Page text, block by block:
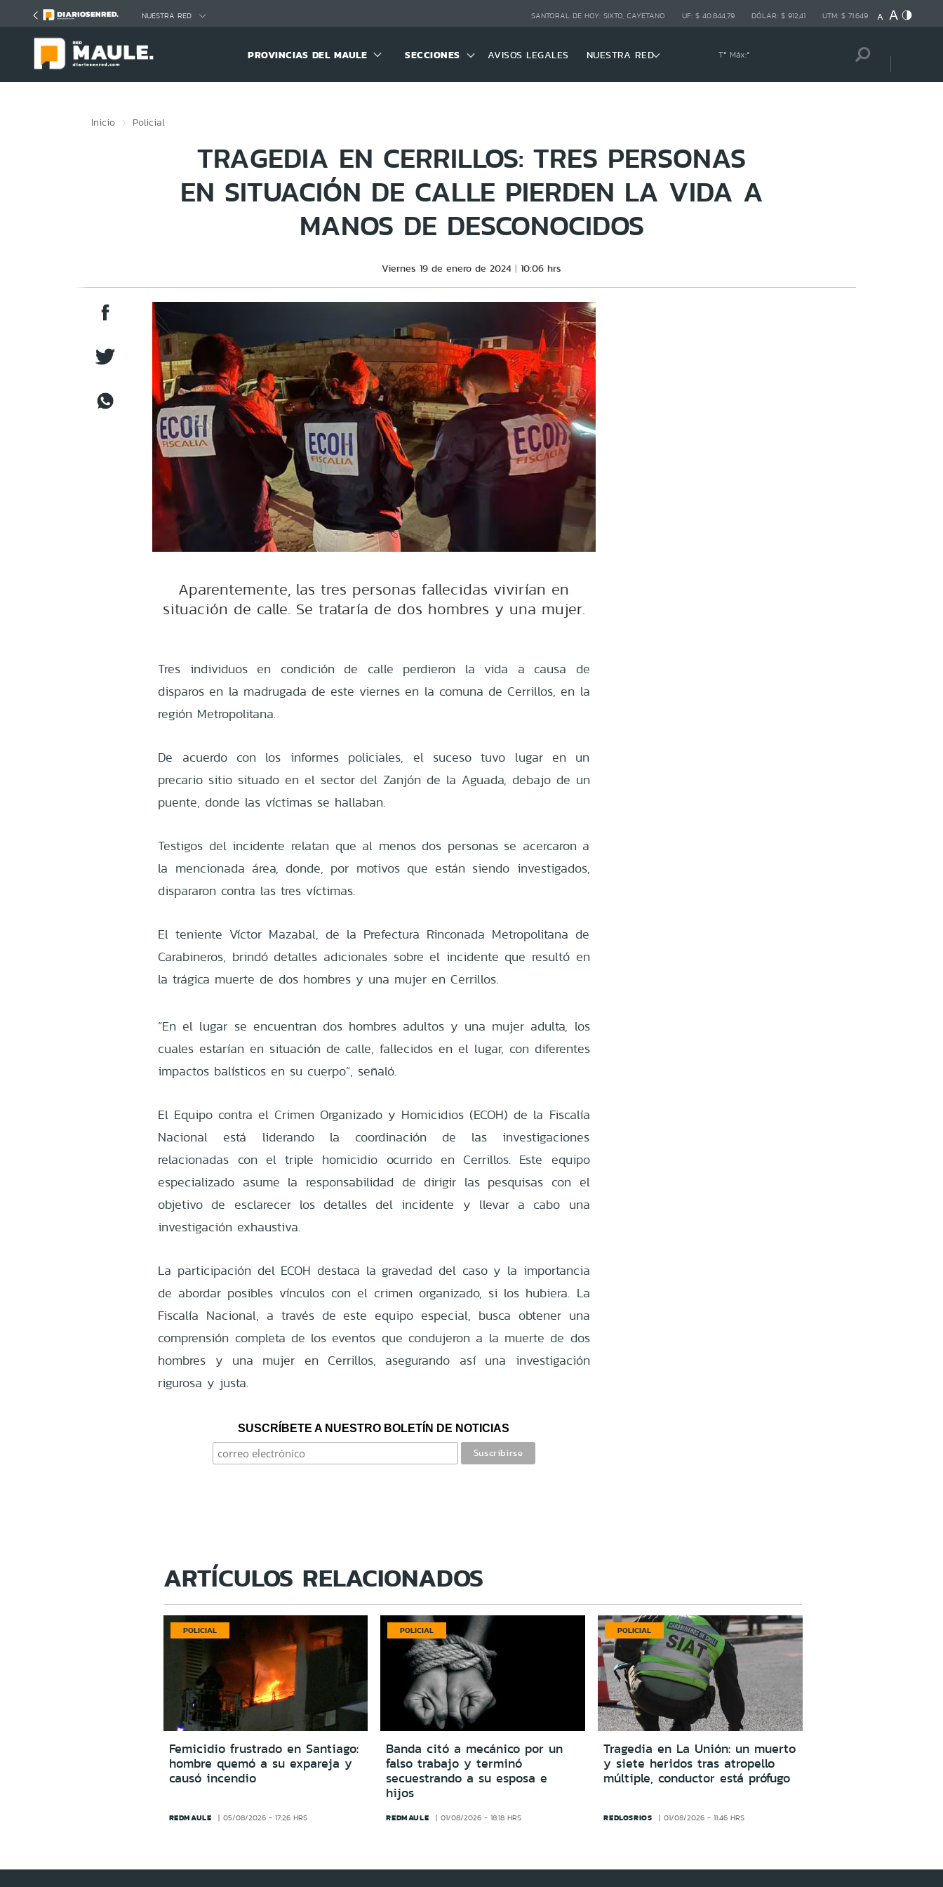
NUESTRA RED SANTORAL DE HOY: SIXTO, CAYETANO UF: $ 40.844,79 DÓLAR: $ 912,41 UTM: $ 71.649
PROVINCIAS DEL MAULE SECCIONES AVISOS LEGALES NUESTRA RED Tª Máx:º
Inicio Policial
TRAGEDIA EN CERRILLOS: TRES PERSONAS
EN SITUACIÓN DE CALLE PIERDEN LA VIDA A
MANOS DE DESCONOCIDOS
Viernes 19 de enero de 2024 10:06 hrs
Aparentemente, las tres personas fallecidas vivirían en
situación de calle. Se trataría de dos hombres y una mujer.
Tres individuos en condición de calle perdieron la vida a causa de
disparos en la madrugada de este viernes en la comuna de Cerrillos, en la
región Metropolitana.
De acuerdo con los informes policiales, el suceso tuvo lugar en un
precario sitio situado en el sector del Zanjón de la Aguada, debajo de un
puente, donde las víctimas se hallaban.
Testigos del incidente relatan que al menos dos personas se acercaron a
la mencionada área, donde, por motivos que están siendo investigados,
dispararon contra las tres víctimas.
El teniente Víctor Mazabal, de la Prefectura Rinconada Metropolitana de
Carabineros, brindó detalles adicionales sobre el incidente que resultó en
la trágica muerte de dos hombres y una mujer en Cerrillos.
“En el lugar se encuentran dos hombres adultos y una mujer adulta, los
cuales estarían en situación de calle, fallecidos en el lugar, con diferentes
impactos balísticos en su cuerpo”, señaló.
El Equipo contra el Crimen Organizado y Homicidios (ECOH) de la Fiscalía
Nacional está liderando la coordinación de las investigaciones
relacionadas con el triple homicidio ocurrido en Cerrillos. Este equipo
especializado asume la responsabilidad de dirigir las pesquisas con el
objetivo de esclarecer los detalles del incidente y llevar a cabo una
investigación exhaustiva.
La participación del ECOH destaca la gravedad del caso y la importancia
de abordar posibles vínculos con el crimen organizado, si los hubiera. La
Fiscalía Nacional, a través de este equipo especial, busca obtener una
comprensión completa de los eventos que condujeron a la muerte de dos
hombres y una mujer en Cerrillos, asegurando así una investigación
rigurosa y justa.
SUSCRÍBETE A NUESTRO BOLETÍN DE NOTICIAS
ARTÍCULOS RELACIONADOS
POLICIAL
Femicidio frustrado en Santiago:
hombre quemó a su expareja y
causó incendio
REDMAULE 05/08/2026 - 17:26 HRS
POLICIAL
Banda citó a mecánico por un
falso trabajo y terminó
secuestrando a su esposa e
hijos
REDMAULE 01/08/2026 - 18:18 HRS
POLICIAL
Tragedia en La Unión: un muerto
y siete heridos tras atropello
múltiple, conductor está prófugo
REDLOSRIOS 01/08/2026 - 11:46 HRS